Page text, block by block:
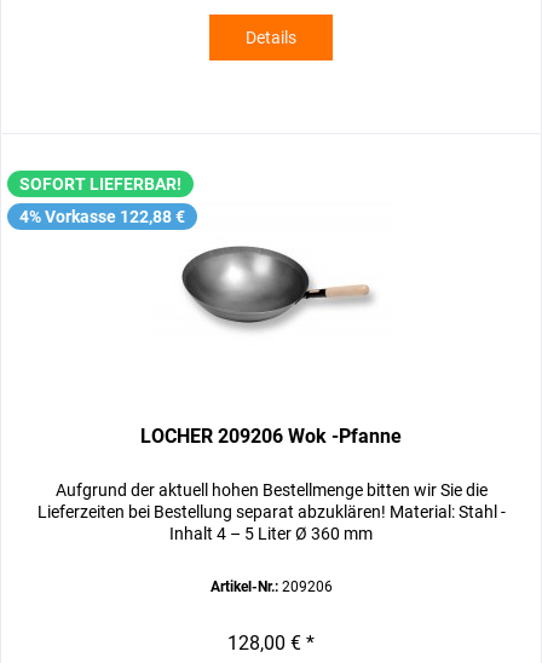
Details
SOFORT LIEFERBAR!
4% Vorkasse 122,88 €
LOCHER 209206 Wok -Pfanne
Aufgrund der aktuell hohen Bestellmenge bitten wir Sie die
Lieferzeiten bei Bestellung separat abzuklären! Material: Stahl -
Inhalt 4 – 5 Liter Ø 360 mm
Artikel-Nr.:209206
128,00 € *